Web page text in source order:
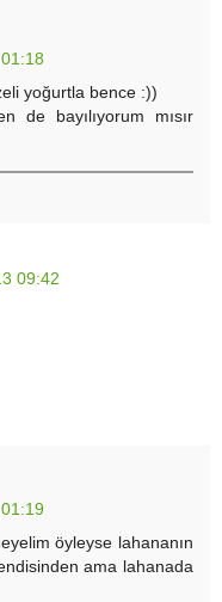
yoğurtla bence :))
de bayılıyorum mısır
09:42
öyleyse lahananın
ama lahanada